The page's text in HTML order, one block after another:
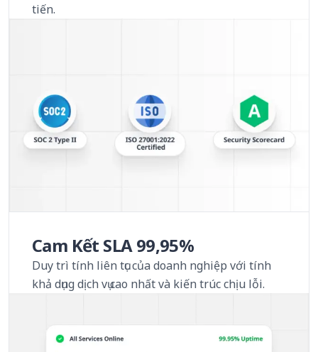
tiến.
Cam Kết SLA 99,95%
Duy trì tính liên tục của doanh nghiệp với tính
khả dụng dịch vụ cao nhất và kiến trúc chịu lỗi.